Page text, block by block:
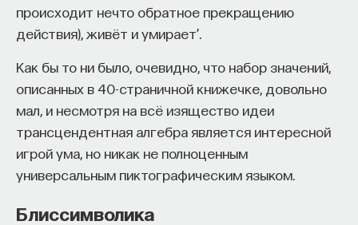
происходит нечто обратное прекращению
действия), живёт и умирает’.
Как бы то ни было, очевидно, что набор значений,
описанных в 40-страничной книжечке, довольно
мал, и несмотря на всё изящество идеи
трансцендентная алгебра является интересной
игрой ума, но никак не полноценным
универсальным пиктографическим языком.
Блиссимволика